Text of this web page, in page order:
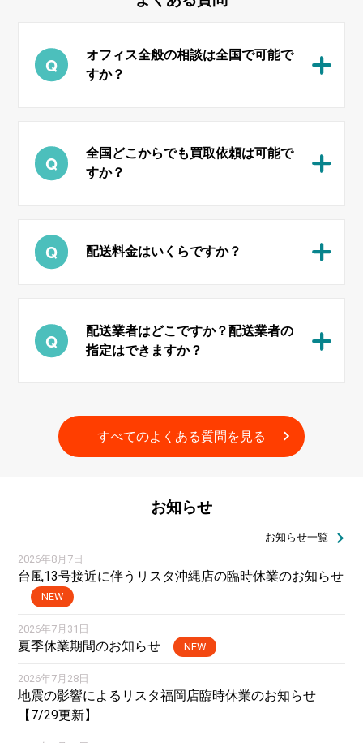
オフィス全般の相談は全国で可能で
すか？
全国どこからでも買取依頼は可能で
すか？
配送料金はいくらですか？
配送業者はどこですか？配送業者の
指定はできますか？
すべてのよくある質問を見る
お知らせ
お知らせ一覧
2026年8月7日
台風13号接近に伴うリスタ沖縄店の臨時休業のお知らせ
NEW
2026年7月31日
夏季休業期間のお知らせ NEW
2026年7月28日
地震の影響によるリスタ福岡店臨時休業のお知らせ
【7/29更新】